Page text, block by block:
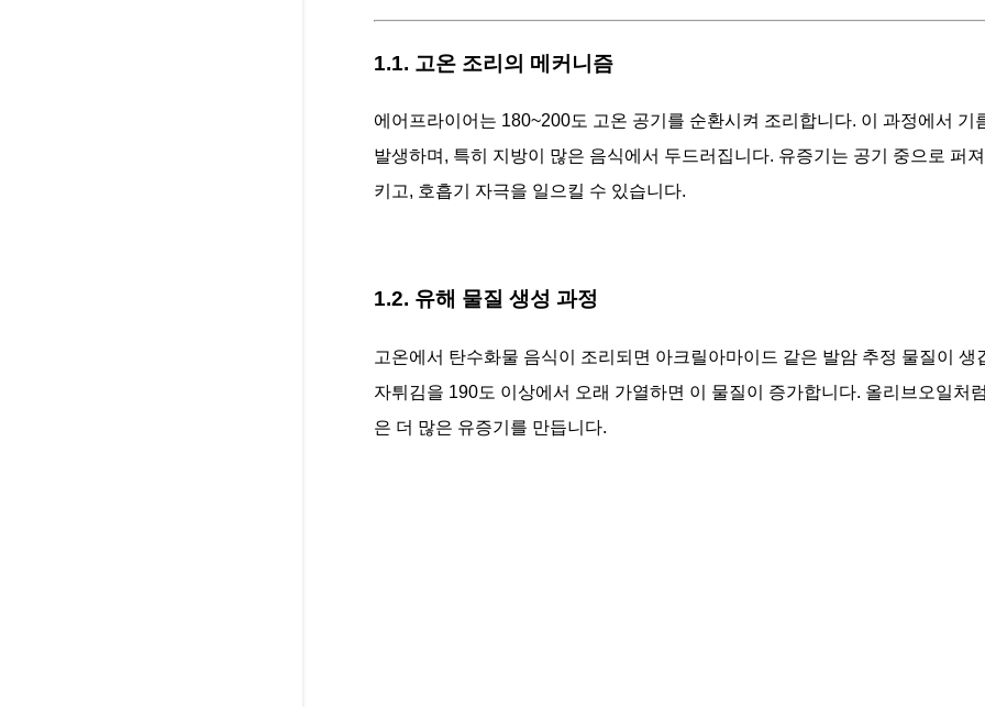
1.1. 고온 조리의 메커니즘
에어프라이어는 180~200도 고온 공기를 순환시켜 조리합니다. 이 과정에서 기
발생하며, 특히 지방이 많은 음식에서 두드러집니다. 유증기는 공기 중으로 퍼
키고, 호흡기 자극을 일으킬 수 있습니다.
1.2. 유해 물질 생성 과정
고온에서 탄수화물 음식이 조리되면 아크릴아마이드 같은 발암 추정 물질이 생
자튀김을 190도 이상에서 오래 가열하면 이 물질이 증가합니다. 올리브오일처
은 더 많은 유증기를 만듭니다.